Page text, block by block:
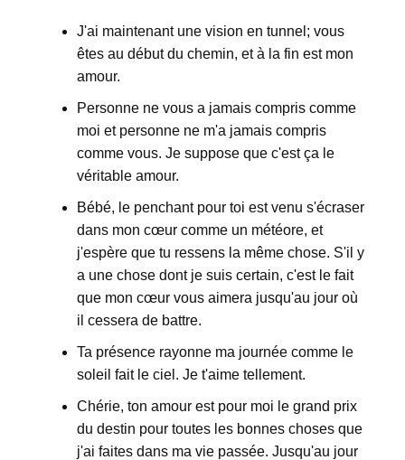
J'ai maintenant une vision en tunnel; vous
êtes au début du chemin, et à la fin est mon
amour.
Personne ne vous a jamais compris comme
moi et personne ne m'a jamais compris
comme vous. Je suppose que c'est ça le
véritable amour.
Bébé, le penchant pour toi est venu s'écraser
dans mon cœur comme un météore, et
j'espère que tu ressens la même chose. S'il y
a une chose dont je suis certain, c'est le fait
que mon cœur vous aimera jusqu'au jour où
il cessera de battre.
Ta présence rayonne ma journée comme le
soleil fait le ciel. Je t'aime tellement.
Chérie, ton amour est pour moi le grand prix
du destin pour toutes les bonnes choses que
j'ai faites dans ma vie passée. Jusqu'au jour